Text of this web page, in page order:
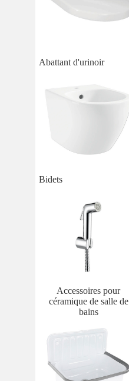
Abattant d'urinoir
Bidets
Accessoires pour
céramique de salle de
bains